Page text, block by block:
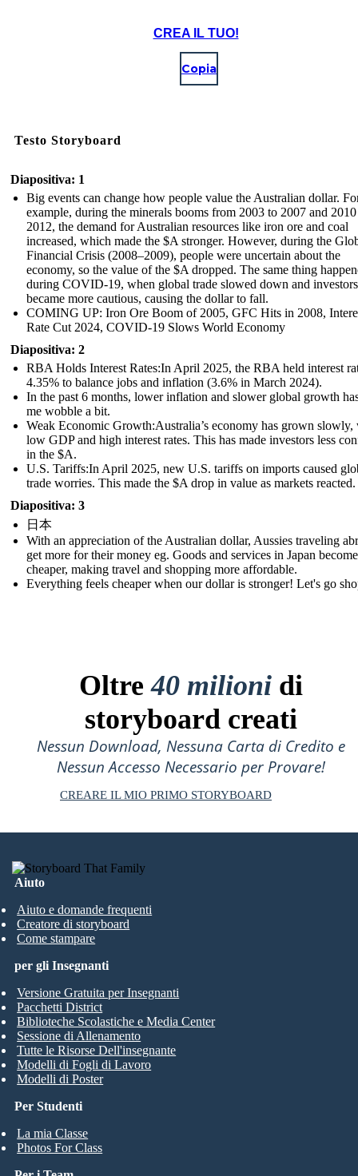
CREA IL TUO!
Copia
Testo Storyboard
Diapositiva: 1
Big events can change how people value the Australian dollar.
example, during the minerals booms from 2003 to 2007 and
2012, the demand for Australian resources like iron ore and coal
increased, which made the $A stronger. However, during the
Financial Crisis (2008–2009), people were uncertain about the
economy, so the value of the $A dropped. The same thing
during COVID-19, when global trade slowed down and investors
became more cautious, causing the dollar to fall.
COMING UP: Iron Ore Boom of 2005, GFC Hits in 2008,
Rate Cut 2024, COVID-19 Slows World Economy
Diapositiva: 2
RBA Holds Interest Rates:In April 2025, the RBA held interest
4.35% to balance jobs and inflation (3.6% in March 2024).
In the past 6 months, lower inflation and slower global growth
me wobble a bit.
Weak Economic Growth:Australia’s economy has grown slowly,
low GDP and high interest rates. This has made investors less
in the $A.
U.S. Tariffs:In April 2025, new U.S. tariffs on imports caused
trade worries. This made the $A drop in value as markets reacted.
Diapositiva: 3
日本
With an appreciation of the Australian dollar, Aussies traveling
get more for their money eg. Goods and services in Japan become
cheaper, making travel and shopping more affordable.
Everything feels cheaper when our dollar is stronger! Let's go
Oltre40 milioni di
storyboard creati
Nessun Download, Nessuna Carta di Credito e
Nessun Accesso Necessario per Provare!
CREARE IL MIO PRIMO STORYBOARD
Aiuto
Aiuto e domande frequenti
Creatore di storyboard
Come stampare
Per Studenti
La mia Classe
Photos For Class
per gli Insegnanti
Versione Gratuita per Insegnanti
Pacchetti District
Biblioteche Scolastiche e Media Center
Sessione di Allenamento
Tutte le Risorse Dell'insegnante
Modelli di Fogli di Lavoro
Modelli di Poster